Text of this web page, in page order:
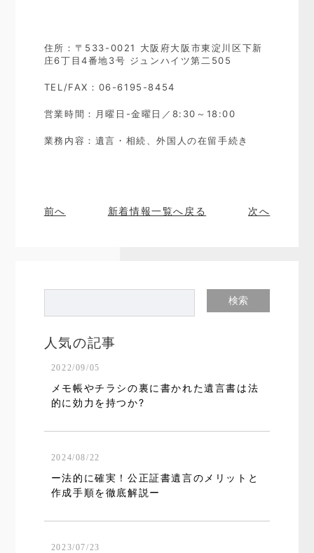
住所：〒533-0021 大阪府大阪市東淀川区下新
庄6丁目4番地3号 ジュンハイツ第二505
TEL/FAX：06-6195-8454
営業時間：月曜日-金曜日／8:30～18:00
業務内容：遺言・相続、外国人の在留手続き
前へ 新着情報一覧へ戻る 次へ
人気の記事
2022/09/05
メモ帳やチラシの裏に書かれた遺言書は法
的に効力を持つか?
2024/08/22
ー法的に確実！公正証書遺言のメリットと
作成手順を徹底解説ー
2023/07/23